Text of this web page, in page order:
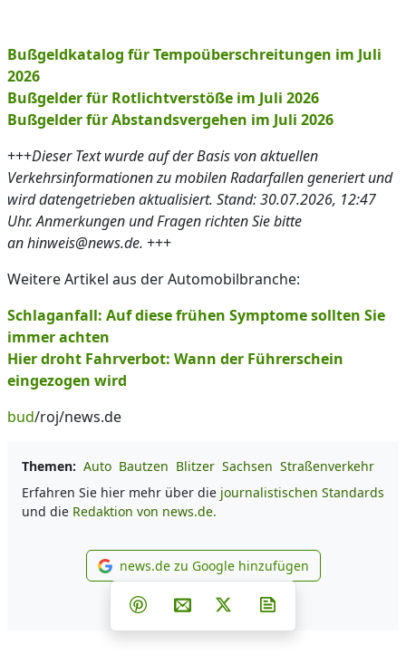
Bußgeldkatalog für Tempoüberschreitungen im Juli
2026
Bußgelder für Rotlichtverstöße im Juli 2026
Bußgelder für Abstandsvergehen im Juli 2026
+++Dieser Text wurde auf der Basis von aktuellen
Verkehrsinformationen zu mobilen Radarfallen generiert und
wird datengetrieben aktualisiert. Stand: 30.07.2026, 12:47
Uhr. Anmerkungen und Fragen richten Sie bitte
an hinweis@news.de. +++
Weitere Artikel aus der Automobilbranche:
Schlaganfall: Auf diese frühen Symptome sollten Sie
immer achten
Hier droht Fahrverbot: Wann der Führerschein
eingezogen wird
bud/roj/news.de
Themen: Auto Bautzen Blitzer Sachsen Straßenverkehr
Erfahren Sie hier mehr über die journalistischen Standards
und die Redaktion von news.de.
news.de zu Google
news.de zu Google hinzufügen
Teilen auf Facebook
Teilen auf Whatsapp
Teilen auf Telegram
Teilen auf Pinterest
Per E-Mail teilen
Post auf X